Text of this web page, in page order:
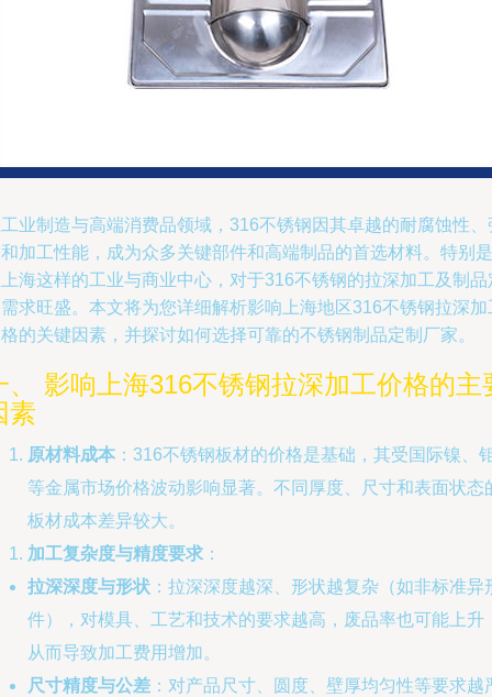
业制造与高端消费品领域，316不锈钢因其卓越的耐腐蚀性、
加工性能，成为众多关键部件和高端制品的首选材料。特别是
海这样的工业与商业中心，对于316不锈钢的拉深加工及制品
求旺盛。本文将为您详细解析影响上海地区316不锈钢拉深加
的关键因素，并探讨如何选择可靠的不锈钢制品定制厂家。
、 影响上海316不锈钢拉深加工价格的主
素
原材料成本 ：316不锈钢板材的价格是基础，其受国际镍、
等金属市场价格波动影响显著。不同厚度、尺寸和表面状态
板材成本差异较大。
加工复杂度与精度要求 ：
拉深深度与形状 ：拉深深度越深、形状越复杂（如非标准异
件），对模具、工艺和技术的要求越高，废品率也可能上升
从而导致加工费用增加。
尺寸精度与公差 ：对产品尺寸、圆度、壁厚均匀性等要求越